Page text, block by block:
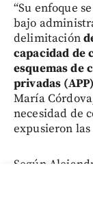
“Su enfoque
bajo
delimitación
capacidad de
esquemas de
privadas
María
necesidad de
expusieron
Según
de Medellín,
implica que